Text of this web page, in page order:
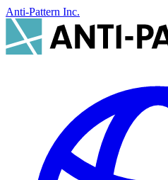
Anti-Pattern Inc.